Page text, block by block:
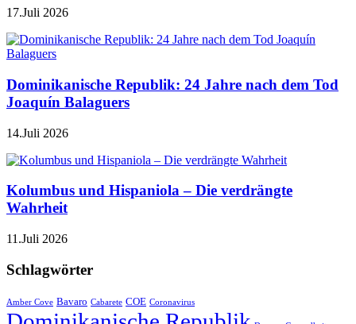
17.Juli 2026
Dominikanische Republik: 24 Jahre nach dem Tod
Joaquín Balaguers
14.Juli 2026
Kolumbus und Hispaniola – Die verdrängte
Wahrheit
11.Juli 2026
Schlagwörter
Amber Cove Bavaro Cabarete COE Coronavirus